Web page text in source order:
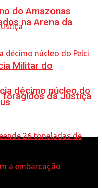
Militar do
foragidos da Justiça
do Amazonas
na Arena da
décimo núcleo do